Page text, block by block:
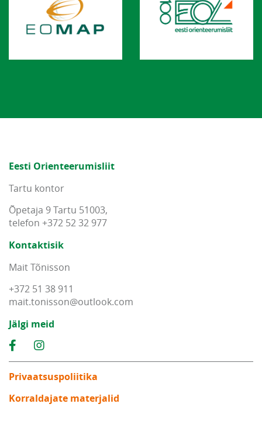
Eesti Orienteerumisliit
Tartu kontor
Õpetaja 9 Tartu 51003,
telefon +372 52 32 977
Kontaktisik
Mait Tõnisson
+372 51 38 911
mait.tonisson@outlook.com
Jälgi meid
Privaatsuspoliitika
Korraldajate materjalid